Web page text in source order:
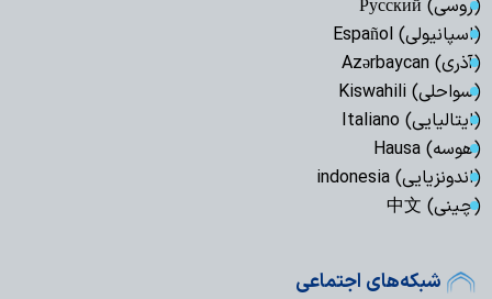
(روسی) Русский
(اسپانیولی) Español
(آذری) Azərbaycan
(سواحلی) Kiswahili
(ایتالیایی) Italiano
(هوسه) Hausa
(اندونزیایی) indonesia
(چینی) 中文
شبکه‌های اجتماعی